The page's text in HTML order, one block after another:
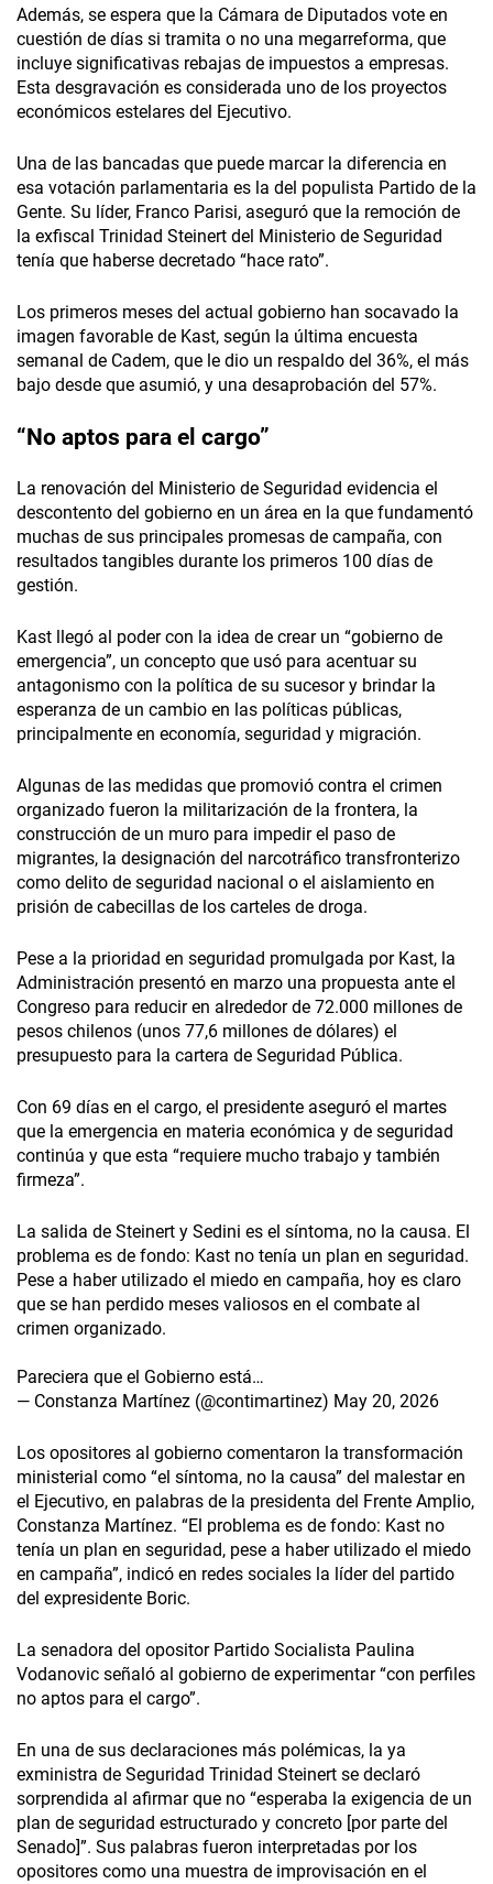
Además, se espera que la Cámara de Diputados vote en
cuestión de días si tramita o no una megarreforma, que
incluye significativas rebajas de impuestos a empresas.
Esta desgravación es considerada uno de los proyectos
económicos estelares del Ejecutivo.
Una de las bancadas que puede marcar la diferencia en
esa votación parlamentaria es la del populista Partido de la
Gente. Su líder, Franco Parisi, aseguró que la remoción de
la exfiscal Trinidad Steinert del Ministerio de Seguridad
tenía que haberse decretado “hace rato”.
Los primeros meses del actual gobierno han socavado la
imagen favorable de Kast, según la última encuesta
semanal de Cadem, que le dio un respaldo del 36%, el más
bajo desde que asumió, y una desaprobación del 57%.
“No aptos para el cargo”
La renovación del Ministerio de Seguridad evidencia el
descontento del gobierno en un área en la que fundamentó
muchas de sus principales promesas de campaña, con
resultados tangibles durante los primeros 100 días de
gestión.
Kast llegó al poder con la idea de crear un “gobierno de
emergencia”, un concepto que usó para acentuar su
antagonismo con la política de su sucesor y brindar la
esperanza de un cambio en las políticas públicas,
principalmente en economía, seguridad y migración.
Algunas de las medidas que promovió contra el crimen
organizado fueron la militarización de la frontera, la
construcción de un muro para impedir el paso de
migrantes, la designación del narcotráfico transfronterizo
como delito de seguridad nacional o el aislamiento en
prisión de cabecillas de los carteles de droga.
Pese a la prioridad en seguridad promulgada por Kast, la
Administración presentó en marzo una propuesta ante el
Congreso para reducir en alrededor de 72.000 millones de
pesos chilenos (unos 77,6 millones de dólares) el
presupuesto para la cartera de Seguridad Pública.
Con 69 días en el cargo, el presidente aseguró el martes
que la emergencia en materia económica y de seguridad
continúa y que esta “requiere mucho trabajo y también
firmeza”.
La salida de Steinert y Sedini es el síntoma, no la causa. El
problema es de fondo: Kast no tenía un plan en seguridad.
Pese a haber utilizado el miedo en campaña, hoy es claro
que se han perdido meses valiosos en el combate al
crimen organizado.
Pareciera que el Gobierno está…
— Constanza Martínez (@contimartinez) May 20, 2026
Los opositores al gobierno comentaron la transformación
ministerial como “el síntoma, no la causa” del malestar en
el Ejecutivo, en palabras de la presidenta del Frente Amplio,
Constanza Martínez. “El problema es de fondo: Kast no
tenía un plan en seguridad, pese a haber utilizado el miedo
en campaña”, indicó en redes sociales la líder del partido
del expresidente Boric.
La senadora del opositor Partido Socialista Paulina
Vodanovic señaló al gobierno de experimentar “con perfiles
no aptos para el cargo”.
En una de sus declaraciones más polémicas, la ya
exministra de Seguridad Trinidad Steinert se declaró
sorprendida al afirmar que no “esperaba la exigencia de un
plan de seguridad estructurado y concreto [por parte del
Senado]”. Sus palabras fueron interpretadas por los
opositores como una muestra de improvisación en el